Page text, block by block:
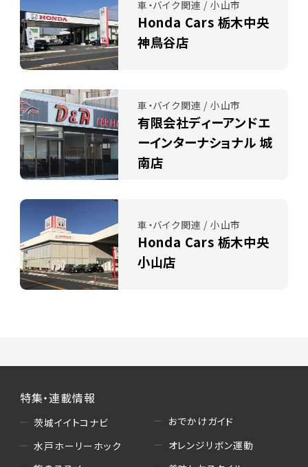
車・バイク関連 / 小山市
Honda Cars 栃木中央
神鳥谷店
車・バイク関連 / 小山市
有限会社ディーアンドエ
ーインターナショナル 城
南店
車・バイク関連 / 小山市
Honda Cars 栃木中央
小山店
特集・連載情報
茨城イイトコナビ
水戸ホーリーホック
おでかけガイド
オレンジリボン運動